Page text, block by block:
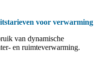
voor verwarming
van dynamische
en ruimteverwarming.